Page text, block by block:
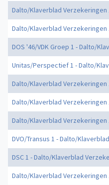
Dalto/Klaverblad Verzekeringen
Dalto/Klaverblad Verzekeringen
DOS '46/VDK Groep 1 - Dalto/
Unitas/Perspectief 1 - Dalto/
Dalto/Klaverblad Verzekeringen
Dalto/Klaverblad Verzekeringen
Dalto/Klaverblad Verzekeringen
DVO/Transus 1 - Dalto/
DSC 1 - Dalto/Klaverblad
Dalto/Klaverblad Verzekeringen